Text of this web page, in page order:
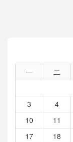
一 二
3
4
10
11
17
18